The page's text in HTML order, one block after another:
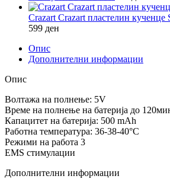
Crazart Crazart пластелин кученце
599 ден
Опис
Дополнителни информации
Опис
Волтажа на полнење: 5V
Време на полнење на батерија до
Капацитет на батерија: 500 mAh
Работна температура: 36-38-40°C
Режими на работа 3
EMS стимулации
Дополнителни информации